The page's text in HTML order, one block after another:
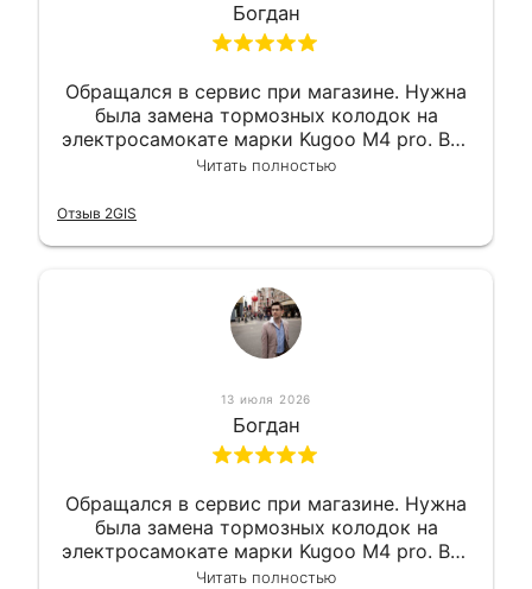
Богдан
Обращался в сервис при магазине. Нужна
была замена тормозных колодок на
электросамокате марки Kugoo M4 pro. Всё
сделали в лучшем виде и в максимально
гарантии, поэтому и обратился в этот
Читать полностью
Отзыв 2GIS
13 июля 2026
Богдан
Обращался в сервис при магазине. Нужна
была замена тормозных колодок на
электросамокате марки Kugoo M4 pro. Всё
сделали в лучшем виде и в максимально
Читать полностью